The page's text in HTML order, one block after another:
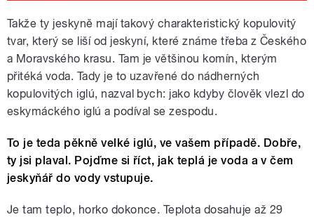
Takže ty jeskyně mají takový charakteristický kopulovitý
tvar, který se liší od jeskyní, které známe třeba z Českého
a Moravského krasu. Tam je většinou komín, kterým
přitéká voda. Tady je to uzavřené do nádherných
kopulovitých iglú, nazval bych: jako kdyby člověk vlezl do
eskymáckého iglú a podíval se zespodu.
To je teda pěkně velké iglú, ve vašem případě. Dobře,
ty jsi plaval. Pojďme si říct, jak teplá je voda a v čem
jeskyňář do vody vstupuje.
Je tam teplo, horko dokonce. Teplota dosahuje až 29